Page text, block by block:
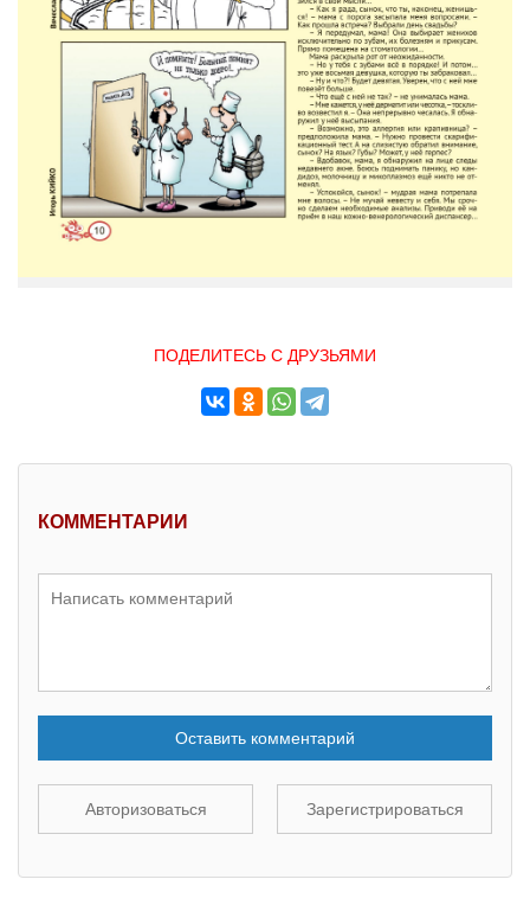
ПОДЕЛИТЕСЬ С ДРУЗЬЯМИ
КОММЕНТАРИИ
Оставить комментарий
Авторизоваться Зарегистрироваться